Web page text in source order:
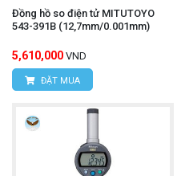
Đồng hồ so điện tử MITUTOYO
543-391B (12,7mm/0.001mm)
5,610,000 VND
ĐẶT MUA